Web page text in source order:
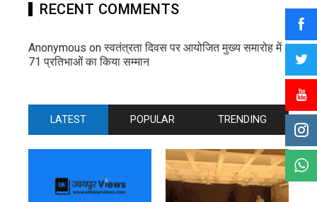
RECENT COMMENTS
Anonymous onस्वतंत्रता दिवस पर आयोजित मुख्य समारोह में
71 प्रतिभाओं का किया सम्मान
LATEST POPULAR TRENDING